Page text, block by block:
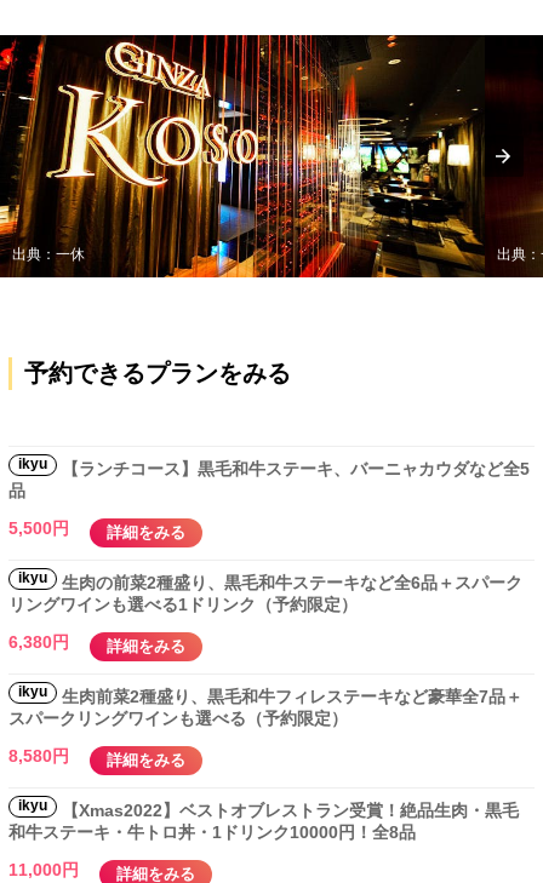
出典：一休 出典
予約できるプランをみる
ikyu
【ランチコース】黒毛和牛ステーキ、バーニャカウダなど全5
品
5,500円
詳細をみる
ikyu
生肉の前菜2種盛り、黒毛和牛ステーキなど全6品＋スパーク
リングワインも選べる1ドリンク（予約限定）
6,380円
詳細をみる
ikyu
生肉前菜2種盛り、黒毛和牛フィレステーキなど豪華全7品＋
スパークリングワインも選べる（予約限定）
8,580円
詳細をみる
ikyu
【Xmas2022】ベストオブレストラン受賞！絶品生肉・黒毛
和牛ステーキ・牛トロ丼・1ドリンク10000円！全8品
11,000円
詳細をみる